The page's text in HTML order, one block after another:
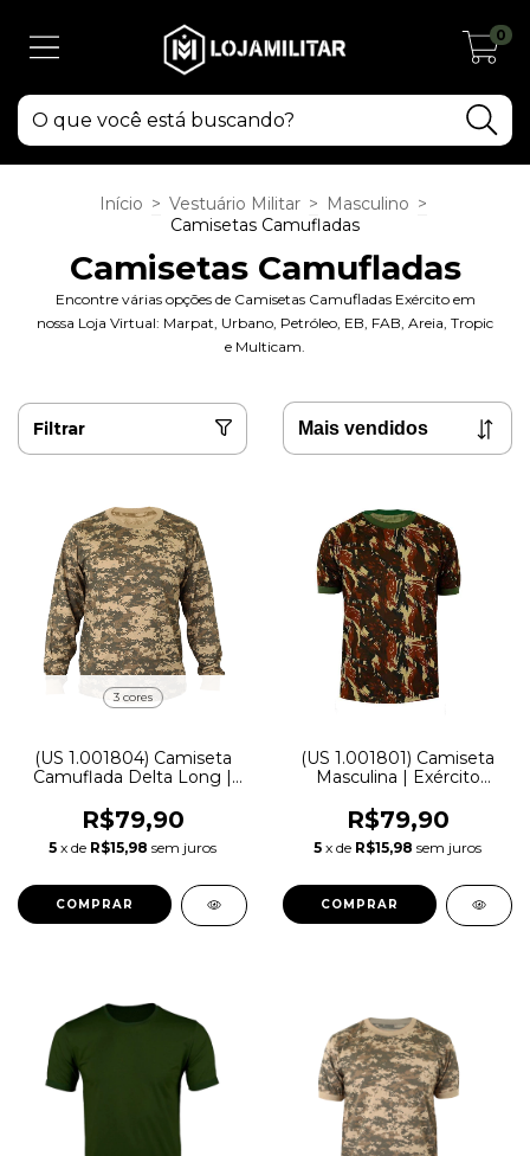
0
Início > Vestuário Militar > Masculino >
Camisetas Camufladas
Camisetas Camufladas
Encontre várias opções de Camisetas Camufladas Exército em
nossa Loja Virtual: Marpat, Urbano, Petróleo, EB, FAB, Areia, Tropic
e Multicam.
Filtrar
3 cores
(US 1.001804) Camiseta
Camuflada Delta Long |
R$79,90
5 x de R$15,98 sem juros
COMPRAR
(US 1.001801) Camiseta
Masculina | Exército
R$79,90
5 x de R$15,98 sem juros
COMPRAR